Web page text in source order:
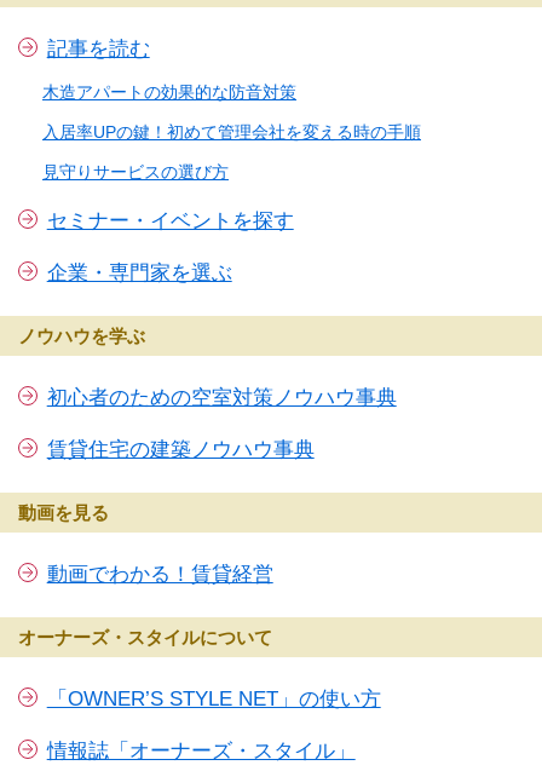
記事を読む
木造アパートの効果的な防音対策
入居率UPの鍵！初めて管理会社を変える時の手順
見守りサービスの選び方
セミナー・イベントを探す
企業・専門家を選ぶ
ノウハウを学ぶ
初心者のための空室対策ノウハウ事典
賃貸住宅の建築ノウハウ事典
動画を見る
動画でわかる！賃貸経営
オーナーズ・スタイルについて
「OWNER’S STYLE NET」の使い方
情報誌「オーナーズ・スタイル」